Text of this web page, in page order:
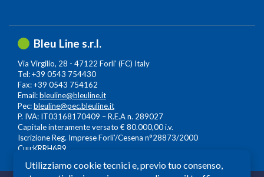
Bleu Line s.r.l.
Via Virgilio, 28 - 47122 Forli’ (FC) Italy
Tel: +39 0543 754430
Fax: +39 0543 754162
Email:bleuline@bleuline.it
Pec:bleuline@pec.bleuline.it
P. IVA: IT03168170409 – R.E.A n. 289027
Capitale interamente versato € 80.000,00 i.v.
Iscrizione Reg. Imprese Forli’/Cesena n°28873/2000
Cuu:KRRH6B9
Utilizziamo cookie tecnici e, previo tuo consenso,